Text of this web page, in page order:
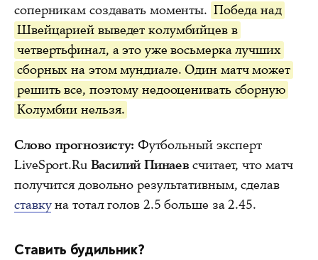
соперникам создавать моменты. Победа над
Швейцарией выведет колумбийцев в
четвертьфинал, а это уже восьмерка лучших
сборных на этом мундиале. Один матч может
решить все, поэтому недооценивать сборную
Колумбии нельзя.
Слово прогнозисту: Футбольный эксперт
LiveSport.Ru Василий Пинаев считает, что матч
получится довольно результативным, сделав
ставкуна тотал голов 2.5 больше за 2.45.
Ставить будильник?